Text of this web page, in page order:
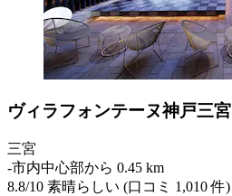
ヴィラフォンテーヌ神戸三宮
三宮
‐市内中心部から 0.45 km
8.8/10 素晴らしい (口コミ 1,010 件)